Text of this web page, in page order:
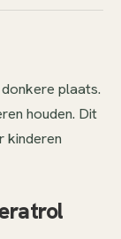
plaats.
houden. Dit
kinderen